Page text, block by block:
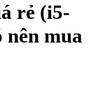
rẻ (i5-
nên mua